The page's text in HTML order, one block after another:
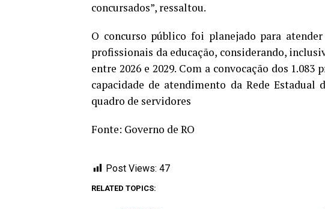
concursados”, ressaltou.
O concurso público foi planejado para
profissionais da educação, considerando,
entre 2026 e 2029. Com a convocação dos
capacidade de atendimento da Rede
quadro de servidores
Fonte: Governo de RO
Post Views: 47
RELATED TOPICS: